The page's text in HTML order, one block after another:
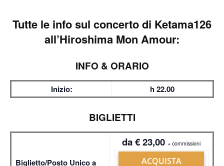
Tutte le info sul concerto di Ketama126
all’Hiroshima Mon Amour:
INFO & ORARIO
Inizio: h 22.00
BIGLIETTI
Biglietto/Posto Unico a
da € 23,00 + commissioni
ACQUISTA